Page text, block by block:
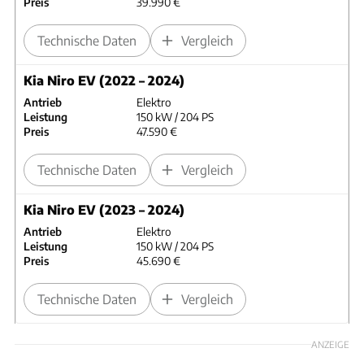
Technische Daten Vergleich
Kia Niro EV (2022 – 2024)
Antrieb
Elektro
Leistung
150 kW / 204 PS
Preis
47.590 €
Technische Daten Vergleich
Kia Niro EV (2023 – 2024)
Antrieb
Elektro
Leistung
150 kW / 204 PS
Preis
45.690 €
Technische Daten Vergleich
ANZEIGE